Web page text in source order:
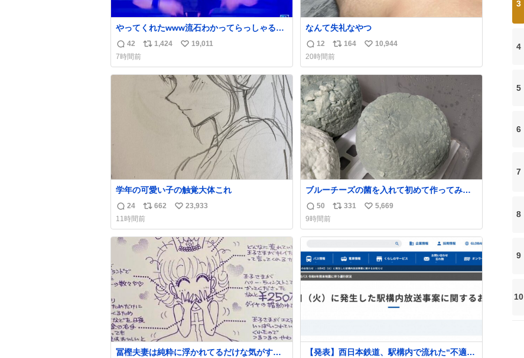
やってくれたwww流石わかってらっしゃる🤣
🤣🤣 #Mステ #西川貴教
返
信
数
42
リ
ス
1,424
い
ね
19,011
7時間前
なんて失礼なやつ
返
信
数
12
リ
ポ
ス
ト
数
164
い
ね
数
10,944
20時間前
学年の可愛い子の触覚大体これ
返
信
数
24
リ
ポ
ス
ト
数
662
い
ね
数
23,933
11時間前
ブルーチーズの菌を入れて初めて作ってみた
チーズなんだけど 本能でちょっとヤバいと思
っちゃう見た目だな
返
信
数
50
リ
ス
数
331
い
ね
5,669
9時間前
冨樫夫妻は純粋に浮かれてるだけな気がする
【発表】西日本鉄道、駅構内で流れた“不適切
3
4
5
6
7
8
9
10